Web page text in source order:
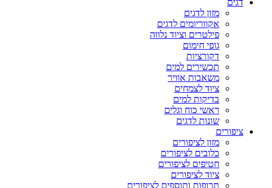
דגים
מזון לדגים
אקווריומים לדגים
פילטרים וציוד נלווה
גופי חימום
דקורציות
תכשירים למים
משאבות אוויר
ציוד לצמחים
בדיקות למים
ראשי כוח וגלים
שונות לדגים
ציפורים
מזון לציפורים
כלובים לציפורים
חטיפים לציפורים
ציוד לציפורים
תרופות ותוספים לציפורים